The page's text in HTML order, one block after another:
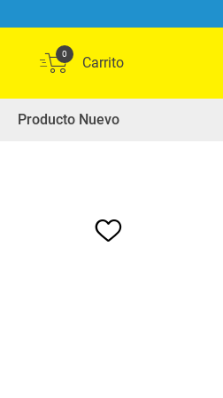
0
Producto Nuevo